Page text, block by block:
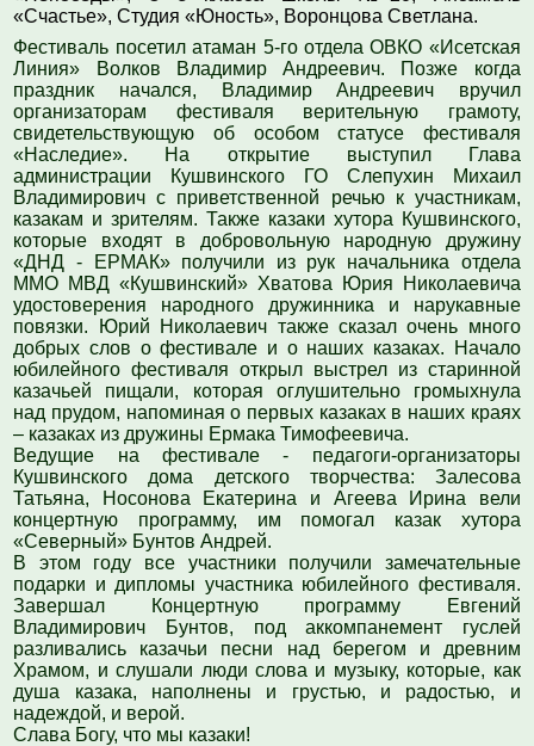
«Счастье», Студия «Юность», Воронцова Светлана.
Фестиваль посетил атаман 5-го отдела ОВКО «Исетская
Линия» Волков Владимир Андреевич. Позже когда
праздник начался, Владимир Андреевич вручил
организаторам фестиваля верительную грамоту,
свидетельствующую об особом статусе фестиваля
«Наследие». На открытие выступил Глава
администрации Кушвинского ГО Слепухин Михаил
Владимирович с приветственной речью к участникам,
казакам и зрителям. Также казаки хутора Кушвинского,
которые входят в добровольную народную дружину
«ДНД - ЕРМАК» получили из рук начальника отдела
ММО МВД «Кушвинский» Хватова Юрия Николаевича
удостоверения народного дружинника и нарукавные
повязки. Юрий Николаевич также сказал очень много
добрых слов о фестивале и о наших казаках. Начало
юбилейного фестиваля открыл выстрел из старинной
казачьей пищали, которая оглушительно громыхнула
над прудом, напоминая о первых казаках в наших краях
– казаках из дружины Ермака Тимофеевича.
Ведущие на фестивале - педагоги-организаторы
Кушвинского дома детского творчества: Залесова
Татьяна, Носонова Екатерина и Агеева Ирина вели
концертную программу, им помогал казак хутора
«Северный» Бунтов Андрей.
В этом году все участники получили замечательные
подарки и дипломы участника юбилейного фестиваля.
Завершал Концертную программу Евгений
Владимирович Бунтов, под аккомпанемент гуслей
разливались казачьи песни над берегом и древним
Храмом, и слушали люди слова и музыку, которые, как
душа казака, наполнены и грустью, и радостью, и
надеждой, и верой.
Слава Богу, что мы казаки!